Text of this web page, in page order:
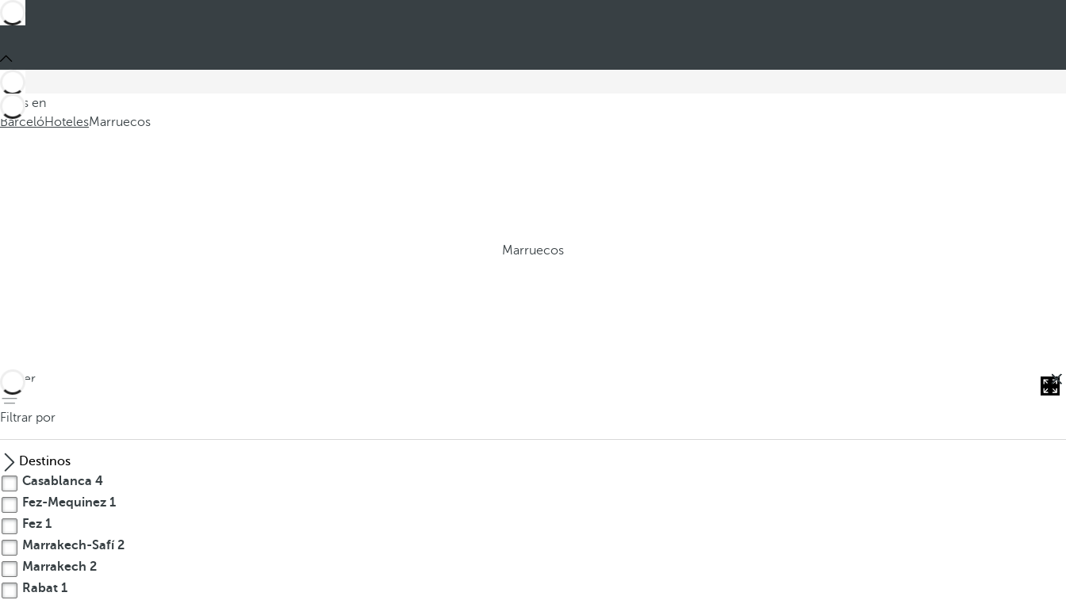
Estás en
BarcelóHotelesMarruecos
Marruecos
volver
Filtrar por
Destinos
Casablanca 4
Fez-Mequinez 1
Fez 1
Marrakech-Safí2
Marrakech 2
Rabat 1